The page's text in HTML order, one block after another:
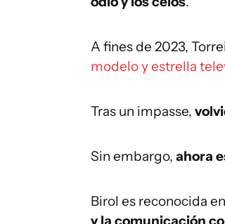
A fines de 2023,
modelo y estrella
Tras un impasse,
Sin embargo, ahora
Birol es reconocida